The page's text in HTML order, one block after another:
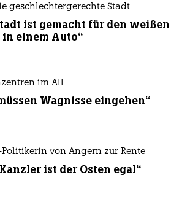
geschlechtergerechte Stadt
ist gemacht für den weißen
einem Auto“
im All
Wagnisse eingehen“
von Angern zur Rente
Kanzler ist der Osten egal“